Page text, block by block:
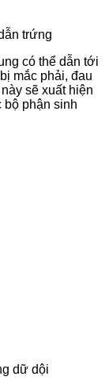
trứng
có thể dẫn tới
mắc phải, đau
sẽ xuất hiện
bộ phận sinh
dữ dội